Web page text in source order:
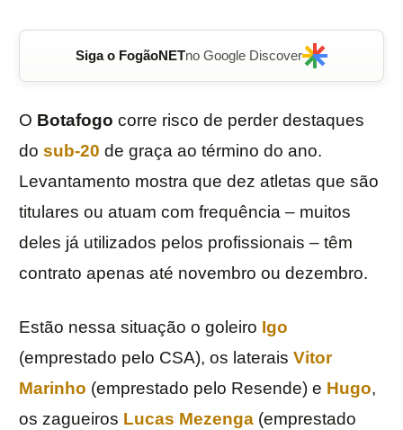
Siga o FogãoNETno Google Discover
O Botafogo corre risco de perder destaques
do sub-20 de graça ao término do ano.
Levantamento mostra que dez atletas que são
titulares ou atuam com frequência – muitos
deles já utilizados pelos profissionais – têm
contrato apenas até novembro ou dezembro.
Estão nessa situação o goleiro Igo
(emprestado pelo CSA), os laterais Vitor
Marinho (emprestado pelo Resende) e Hugo,
os zagueiros Lucas Mezenga (emprestado